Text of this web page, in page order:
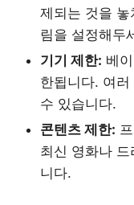
제되는 것을
림을 설정해두
기기 제한: 베
한됩니다. 여
수 있습니다.
콘텐츠 제한:
최신 영화나
니다.